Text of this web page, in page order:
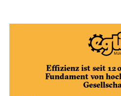
Effizienz ist seit 12
Fundament von